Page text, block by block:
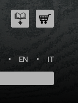
EN IT